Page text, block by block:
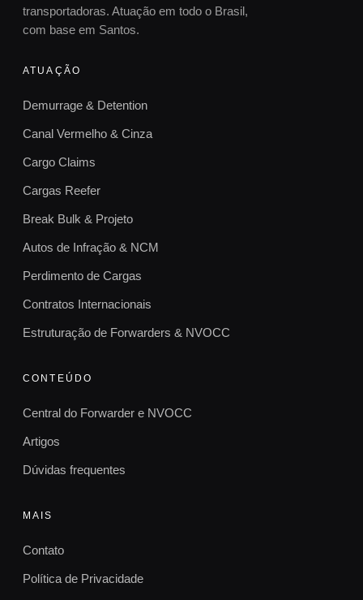
transportadoras. Atuação em todo o Brasil,
com base em Santos.
ATUAÇÃO
Demurrage & Detention
Canal Vermelho & Cinza
Cargo Claims
Cargas Reefer
Break Bulk & Projeto
Autos de Infração & NCM
Perdimento de Cargas
Contratos Internacionais
Estruturação de Forwarders & NVOCC
CONTEÚDO
Central do Forwarder e NVOCC
Artigos
Dúvidas frequentes
MAIS
Contato
Política de Privacidade